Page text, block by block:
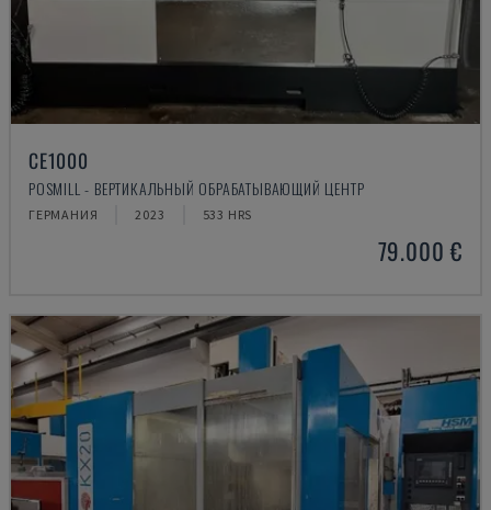
CE1000
POSMILL - ВЕРТИКАЛЬНЫЙ ОБРАБАТЫВАЮЩИЙ ЦЕНТР
ГЕРМАНИЯ 2023 533 HRS
79.000 €